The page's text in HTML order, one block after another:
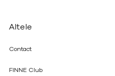
Altele
Contact
FINNE Club